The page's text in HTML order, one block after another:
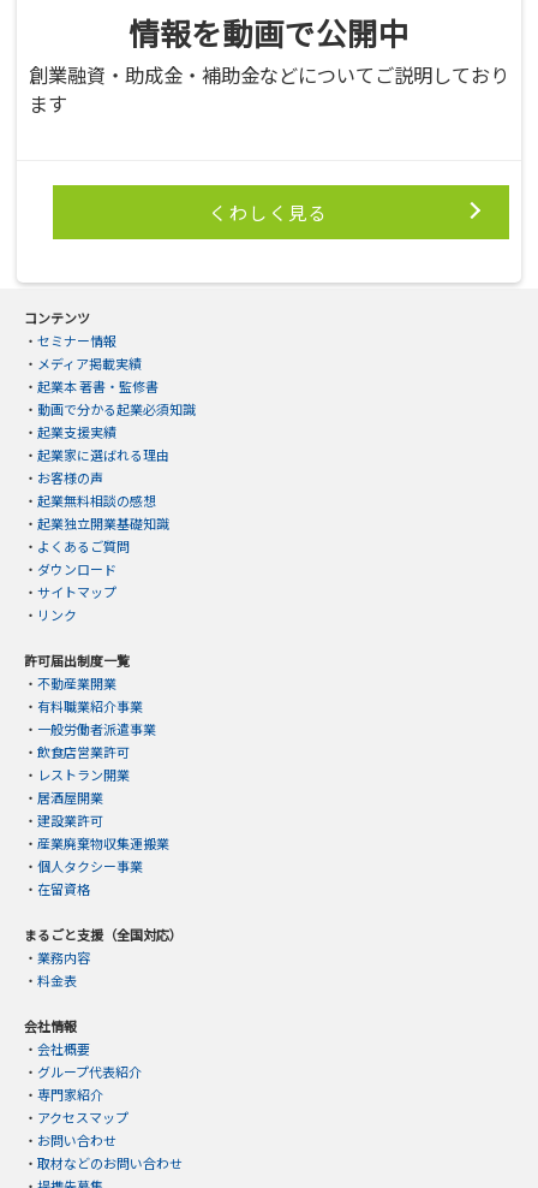
情報を動画で公開中
創業融資・助成金・補助金などについてご説明しており
ます
くわしく見る
コンテンツ
・ セミナー情報
・ メディア掲載実績
・ 起業本 著書・監修書
・ 動画で分かる起業必須知識
・ 起業支援実績
・ 起業家に選ばれる理由
・ お客様の声
・ 起業無料相談の感想
・ 起業独立開業基礎知識
・ よくあるご質問
・ ダウンロード
・ サイトマップ
・ リンク
許可届出制度一覧
・ 不動産業開業
・ 有料職業紹介事業
・ 一般労働者派遣事業
・ 飲食店営業許可
・ レストラン開業
・ 居酒屋開業
・ 建設業許可
・ 産業廃棄物収集運搬業
・ 個人タクシー事業
・ 在留資格
まるごと支援（全国対応）
・ 業務内容
・ 料金表
会社情報
・ 会社概要
・ グループ代表紹介
・ 専門家紹介
・ アクセスマップ
・ お問い合わせ
・ 取材などのお問い合わせ